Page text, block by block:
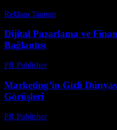
Reklam Tanıtım
Dijital Pazarlama ve
Bağlantısı
PR Publisher-
Marketing’in Gizli
Görüşleri
PR Publisher-